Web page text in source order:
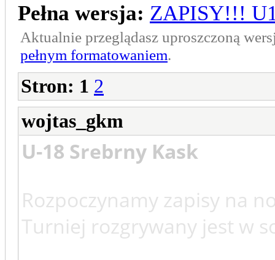
Pełna wersja: ZAPISY!!!
Aktualnie przeglądasz uproszczoną
pełnym formatowaniem.
Stron: 1 2
wojtas_gkm
U-18 Srebrny Kask
Rozpoczynamy zapisy na
Turniej rozgrywany jest w